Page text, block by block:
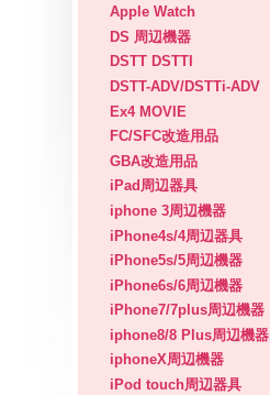
Apple Watch
DS 周辺機器
DSTT DSTTI
DSTT-ADV/DSTTi-ADV
Ex4 MOVIE
FC/SFC改造用品
GBA改造用品
iPad周辺器具
iphone 3周辺機器
iPhone4s/4周辺器具
iPhone5s/5周辺機器
iPhone6s/6周辺機器
iPhone7/7plus周辺機器
iphone8/8 Plus周辺機器
iphoneX周辺機器
iPod touch周辺器具